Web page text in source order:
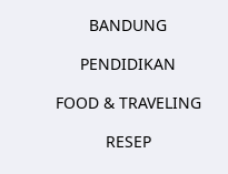
BANDUNG
PENDIDIKAN
FOOD & TRAVELING
RESEP